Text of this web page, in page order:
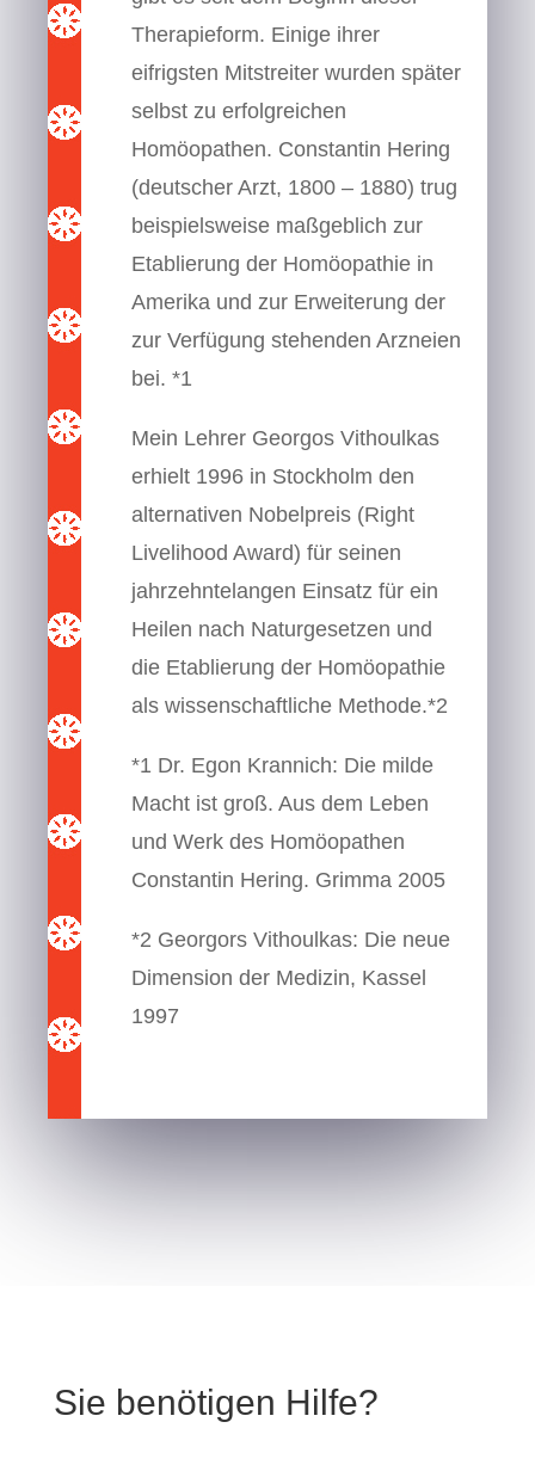
Therapieform. Einige ihrer
eifrigsten Mitstreiter wurden später
selbst zu erfolgreichen
Homöopathen. Constantin Hering
(deutscher Arzt, 1800 – 1880) trug
beispielsweise maßgeblich zur
Etablierung der Homöopathie in
Amerika und zur Erweiterung der
zur Verfügung stehenden Arzneien
bei. *1
Mein Lehrer Georgos Vithoulkas
erhielt 1996 in Stockholm den
alternativen Nobelpreis (Right
Livelihood Award) für seinen
jahrzehntelangen Einsatz für ein
Heilen nach Naturgesetzen und
die Etablierung der Homöopathie
als wissenschaftliche Methode.*2
*1 Dr. Egon Krannich: Die milde
Macht ist groß. Aus dem Leben
und Werk des Homöopathen
Constantin Hering. Grimma 2005
*2 Georgors Vithoulkas: Die neue
Dimension der Medizin, Kassel
1997
Sie benötigen Hilfe?